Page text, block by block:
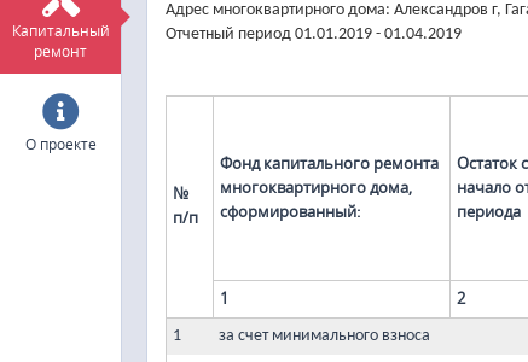
Капитальный
ремонт
О проекте
Адрес многоквартирного дома: Александров г,
Отчетный период 01.01.2019 - 01.04.2019
№
п/п
Фонд капитального ремонта
многоквартирного дома,
сформированный:
Остаток
начало
периода
1
2
1
за счет минимального взноса